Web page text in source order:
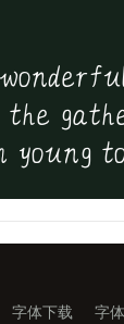
the
字体下载 字